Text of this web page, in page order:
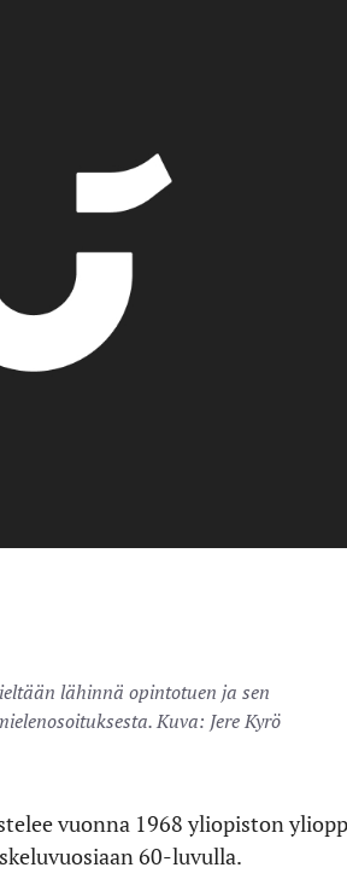
lähinnä opintotuen ja sen
Kuva: Jere Kyrö
vuonna 1968 yliopiston
60-luvulla.